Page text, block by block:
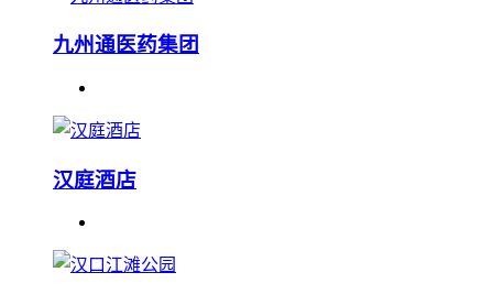
九州通医药集团
汉庭酒店